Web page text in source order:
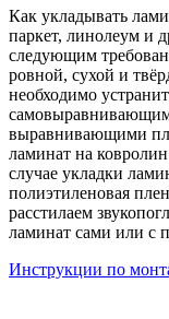
Как укладывать
паркет, линолеум и
следующим
ровной, сухой и
необходимо
выравнивающими
ламинат на
случае укладки
полиэтиленовая
расстилаем
ламинат сами или с
Инструкции по